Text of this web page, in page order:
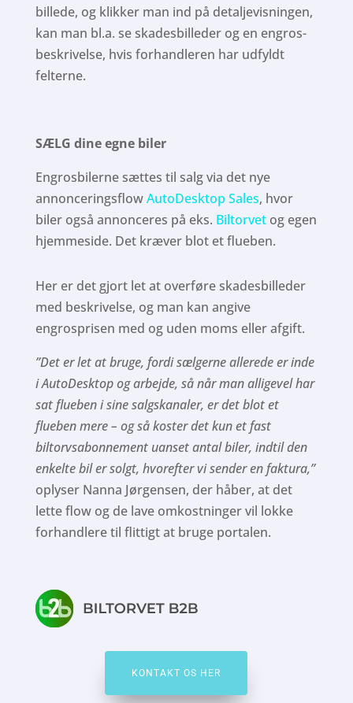
billede, og klikker man ind på detaljevisningen,
kan man bl.a. se skadesbilleder og en engros-
beskrivelse, hvis forhandleren har udfyldt
felterne.
SÆLG dine egne biler
Engrosbilerne sættes til salg via det nye
annonceringsflowAutoDesktop Sales, hvor
biler også annonceres på eks. Biltorvetog egen
hjemmeside. Det kræver blot et flueben.
Her er det gjort let at overføre skadesbilleder
med beskrivelse, og man kan angive
engrosprisen med og uden moms eller afgift.
”Det er let at bruge, fordi sælgerne allerede er inde
i AutoDesktop og arbejde, så når man alligevel har
sat flueben i sine salgskanaler, er det blot et
flueben mere – og så koster det kun et fast
biltorvsabonnement uanset antal biler, indtil den
enkelte bil er solgt, hvorefter vi sender en faktura,”
oplyser Nanna Jørgensen, der håber, at det
lette flow og de lave omkostninger vil lokke
forhandlere til flittigt at bruge portalen.
KONTAKT OS HER